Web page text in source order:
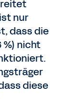
nur
dass die
nicht
diese